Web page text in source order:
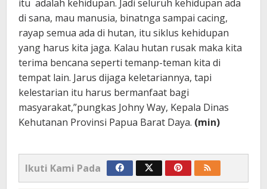
itu adalah kehidupan. Jadi seluruh kehidupan ada
di sana, mau manusia, binatnga sampai cacing,
rayap semua ada di hutan, itu siklus kehidupan
yang harus kita jaga. Kalau hutan rusak maka kita
terima bencana seperti temanp-teman kita di
tempat lain. Jarus dijaga keletariannya, tapi
kelestarian itu harus bermanfaat bagi
masyarakat,”pungkas Johny Way, Kepala Dinas
Kehutanan Provinsi Papua Barat Daya. (min)
Ikuti Kami Pada